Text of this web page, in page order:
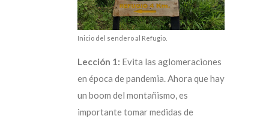
Inicio del sendero al Refugio.
Lección 1: Evita las aglomeraciones
en época de pandemia. Ahora que hay
un boom del montañismo, es
importante tomar medidas de